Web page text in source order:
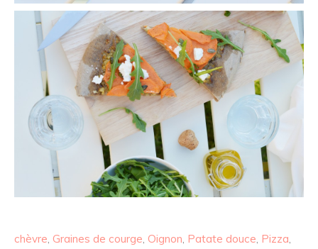
chèvre, Graines de courge, Oignon, Patate douce, Pizza,